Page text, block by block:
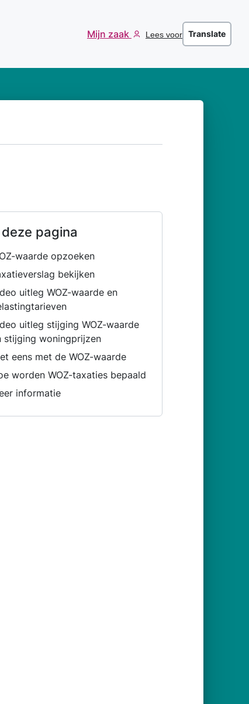
Mijn zaak Lees voor Translate
pagina
waarde opzoeken
bekijken
uitleg WOZ-waarde en
uitleg stijging WOZ-waarde
stijging woningprijzen
eens met de WOZ-waarde
worden WOZ-taxaties bepaald
informatie